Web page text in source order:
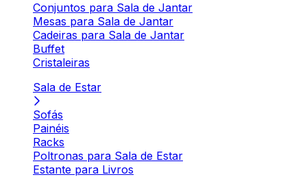
Conjuntos para Sala de Jantar
Mesas para Sala de Jantar
Cadeiras para Sala de Jantar
Buffet
Cristaleiras
Sala de Estar
Sofás
Painéis
Racks
Poltronas para Sala de Estar
Estante para Livros